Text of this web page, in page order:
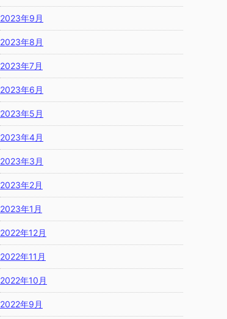
2023年9月
2023年8月
2023年7月
2023年6月
2023年5月
2023年4月
2023年3月
2023年2月
2023年1月
2022年12月
2022年11月
2022年10月
2022年9月